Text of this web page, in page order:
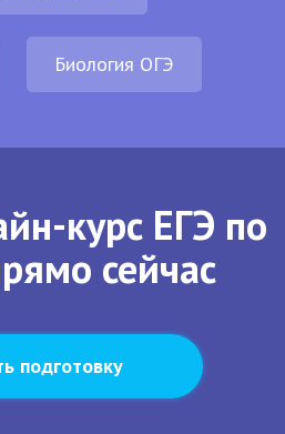
Биология ОГЭ
курс ЕГЭ по
сейчас
подготовку